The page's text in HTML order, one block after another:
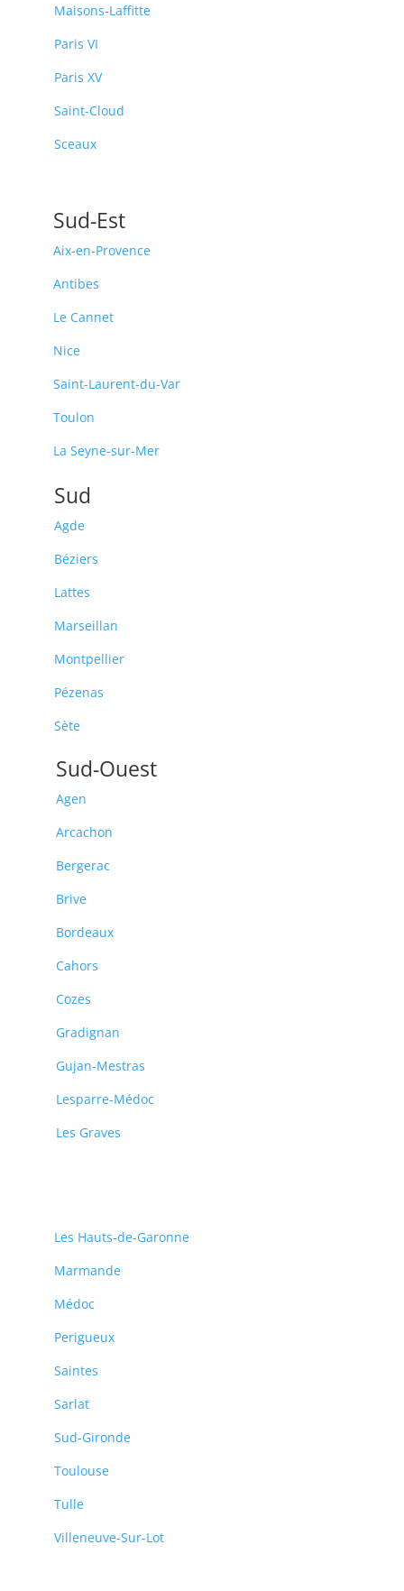
Maisons-Laffitte
Paris VI
Paris XV
Saint-Cloud
Sceaux
Sud-Est
Aix-en-Provence
Antibes
Le Cannet
Nice
Saint-Laurent-du-Var
Toulon
La Seyne-sur-Mer
Sud
Agde
Béziers
Lattes
Marseillan
Montpellier
Pézenas
Sète
Sud-Ouest
Agen
Arcachon
Bergerac
Brive
Bordeaux
Cahors
Cozes
Gradignan
Gujan-Mestras
Lesparre-Médoc
Les Graves
Les Hauts-de-Garonne
Marmande
Médoc
Perigueux
Saintes
Sarlat
Sud-Gironde
Toulouse
Tulle
Villeneuve-Sur-Lot